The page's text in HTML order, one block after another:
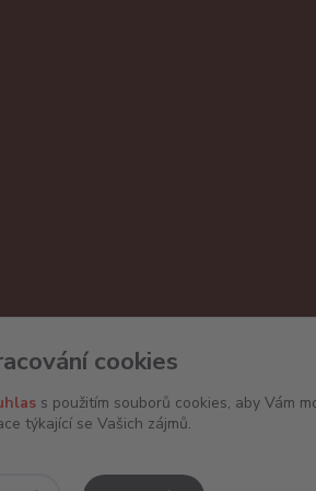
cookies
s použitím souborů cookies, aby Vám
týkající se Vašich zájmů.